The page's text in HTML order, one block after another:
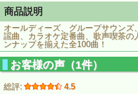
商品説明
オールディーズ、グループサウンズ
謡曲、カラオケ定番曲、歌声喫茶
ンナップを揃えた全100曲！
お客様の声（1件）
総評: 4.5